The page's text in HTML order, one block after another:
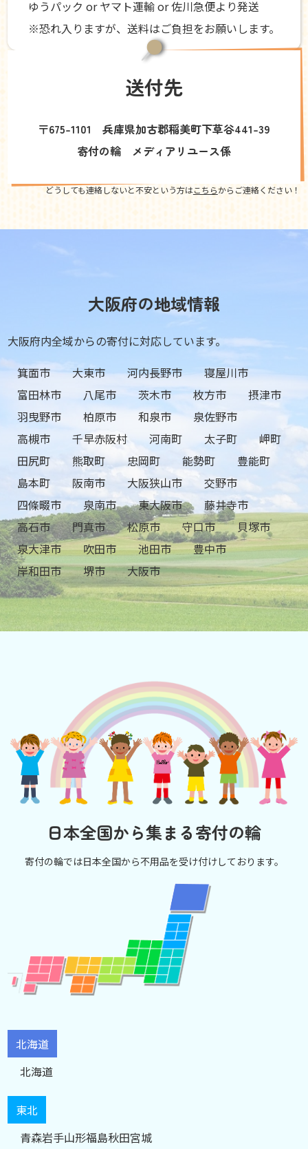
ゆうパック or ヤマト運輸 or 佐川急便より発送
※恐れ入りますが、送料はご負担をお願いします。
送付先
〒675-1101 兵庫県加古郡稲美町下草谷441-39
寄付の輪 メディアリユース係
どうしても連絡しないと不安という方はこちらからご連絡ください！
大阪府の地域情報
大阪府内全域からの寄付に対応しています。
箕面市
大東市 河内長野市
寝屋川市
富田林市
八尾市 茨木市 枚方市
摂津市
羽曳野市
柏原市 和泉市
泉佐野市
高槻市
千早赤阪村 河南町 太子町
岬町
田尻町
熊取町 忠岡町 能勢町
豊能町
島本町
阪南市 大阪狭山市
交野市
四條畷市
泉南市 東大阪市
藤井寺市
高石市
門真市 松原市 守口市
貝塚市
泉大津市
吹田市 池田市
豊中市
岸和田市
堺市 大阪市
日本全国から集まる寄付の輪
寄付の輪では日本全国から不用品を受け付けしております。
北海道
北海道
東北
青森岩手山形福島秋田宮城